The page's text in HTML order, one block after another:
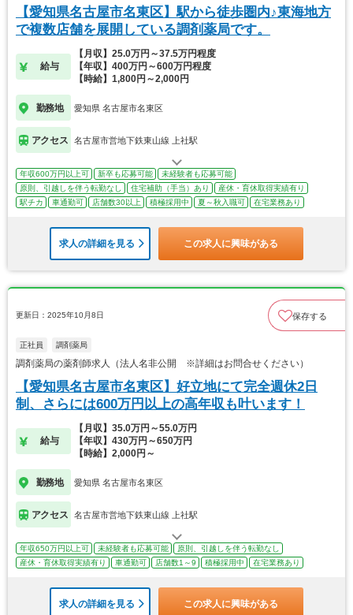
【愛知県名古屋市名東区】駅から徒歩圏内♪東海地方
で複数店舗を展開している調剤薬局です。
給与
【月収】25.0万円～37.5万円程度
【年収】400万円～600万円程度
【時給】1,800円～2,000円
勤務地 愛知県 名古屋市名東区
アクセス 名古屋市営地下鉄東山線 上社駅
年収600万円以上可 新卒も応募可能
未経験者も応募可能
原則、引越しを伴う転勤なし
住宅補助（手当）あり
産休・育休取得実績有り
駅チカ
車通勤可 店舗数30以上 積極採用中 夏～秋入職可 在宅業務あり
求人の詳細を見る この求人に興味がある
更新日：2025年10月8日 保存する
正社員 調剤薬局
調剤薬局の薬剤師求人（法人名非公開 ※詳細はお問合せください）
【愛知県名古屋市名東区】好立地にて完全週休2日
制、さらには600万円以上の高年収も叶います！
給与
【月収】35.0万円～55.0万円
【年収】430万円～650万円
【時給】2,000円～
勤務地 愛知県 名古屋市名東区
アクセス 名古屋市営地下鉄東山線 上社駅
年収650万円以上可 未経験者も応募可能
原則、引越しを伴う転勤なし
産休・育休取得実績有り
車通勤可 店舗数1～9 積極採用中 在宅業務あり
求人の詳細を見る この求人に興味がある